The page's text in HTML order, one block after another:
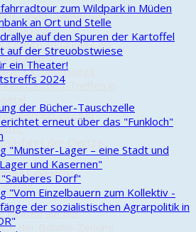
oder: Saisonstart
Piraten im Einsatz als
13" unterwegs
Treffen in
2024 in
der Oertze
auf dem
Piraten auf der
der Böhme-Zeitung
zum Wildpark in Müden
an Ort und Stelle
auf den Spuren der Kartoffel
auf der Streuobstwiese
ein Theater!
2024
der Bücher-Tauschzelle
erneut über das "Funkloch"
"Munster-Lager – eine Stadt und
und Kasernen"
Dorf"
"Vom Einzelbauern zum Kollektiv -
der sozialistischen Agrarpolitik in